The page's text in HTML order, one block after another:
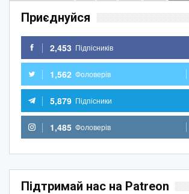
Приєднуйся
2,453 Підпісників
1,562 Фоловерів
5,879 Підпісники
1,485 Фоловерів
Підтримай нас на Patreon